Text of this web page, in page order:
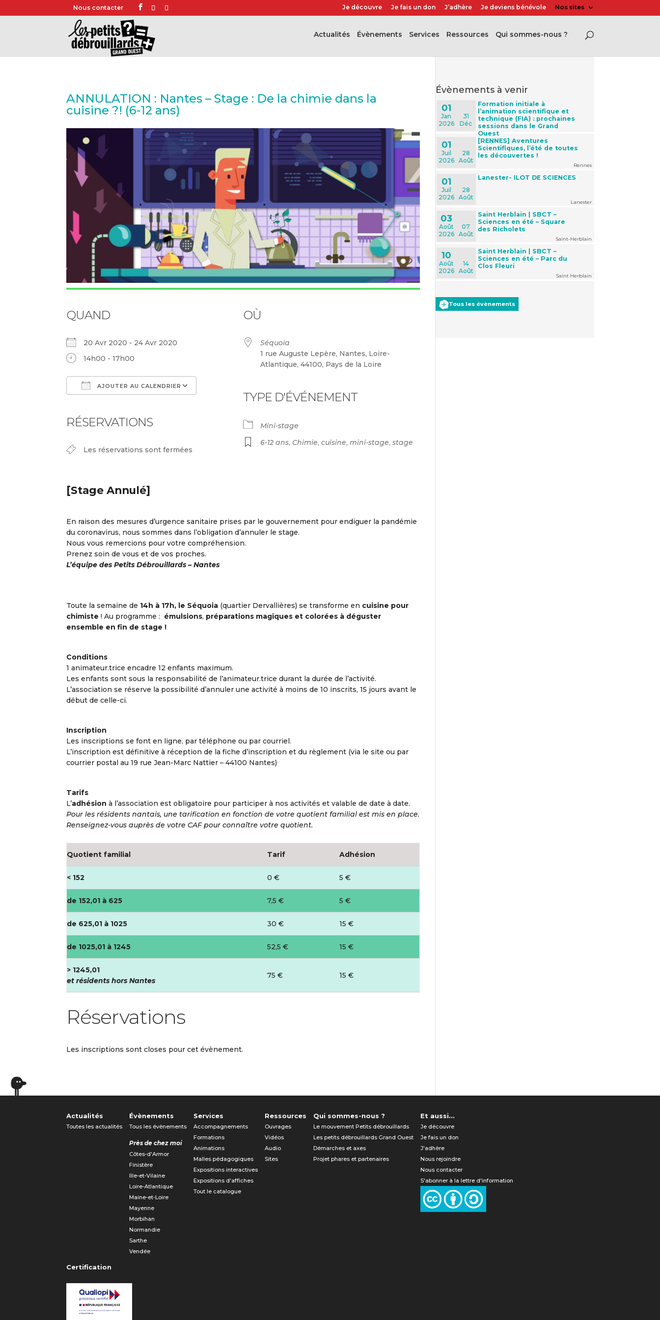
Nous contacter Je découvre Je fais un don J’adhère Je deviens bénévole Nos sites
Actualités évènements Services Ressources Qui sommes-nous ?
ANNULATION : Nantes – Stage : De la chimie dans la
cuisine ?! (6-12 ans)
QUAND
20 Avr 2020 - 24 Avr 2020
14h00 - 17h00
AJOUTER AU CALENDRIER
Calendrier Google iCalendar
RÉSERVATIONS
Les réservations sont fermées
OÙ
Séquoia
1 rue Auguste Lepère, Nantes, Loire-
Atlantique, 44100, Pays de la Loire
TYPE D'ÉVÉNEMENT
Mini-stage
6-12 ans, Chimie, cuisine, mini-stage, stage
[Stage Annulé]
En raison des mesures d’urgence sanitaire prises par le gouvernement pour endiguer la pandémie
du coronavirus, nous sommes dans l’obligation d’annuler le stage.
Nous vous remercions pour votre compréhension.
Prenez soin de vous et de vos proches.
L’équipe des Petits Débrouillards – Nantes
Toute la semaine de 14h à 17h, le Séquoia(quartier Dervallières) se transforme en cuisine pour
chimiste ! Au programme : émulsions, préparations magiques et colorées à déguster
ensemble en fin de stage !
Conditions
1 animateur.trice encadre 12 enfants maximum.
Les enfants sont sous la responsabilité de l’animateur.trice durant la durée de l’activité.
L’association se réserve la possibilité d’annuler une activité à moins de 10 inscrits, 15 jours avant le
début de celle-ci.
Inscription
Les inscriptions se font en ligne, par téléphone ou par courriel.
L’inscription est définitive à réception de la fiche d’inscription et du règlement (via le site ou par
courrier postal au 19 rue Jean-Marc Nattier – 44100 Nantes)
Tarifs
L’adhésion à l’association est obligatoire pour participer à nos activités et valable de date à date.
Pour les résidents nantais, une tarification en fonction de votre quotient familial est mis en place.
Renseignez-vous auprès de votre CAF pour connaître votre quotient.
Quotient familial Tarif Adhésion
< 152 0 € 5 €
de 152,01 à 625 7,5 € 5 €
de 625,01 à 1025 30 € 15 €
de 1025,01 à 1245 52,5 € 15 €
> 1245,01
et résidents hors Nantes
75 € 15 €
Réservations
Les inscriptions sont closes pour cet évènement.
évènements à venir
01
Jan
2026
31
Déc
Formation initiale à
l’animation scientifique et
technique (FIA) : prochaines
sessions dans le Grand
Ouest
01
Juil
2026
28
Août
[RENNES] Aventures
Scientifiques, l’été de toutes
les découvertes !
Rennes
01
Juil
2026
28
Août
Lanester- ILOT DE SCIENCES
Lanester
03
Août
2026
07
Août
Saint Herblain | SBCT –
Sciences en été – Square
des Richolets
Saint-Herblain
10
Août
2026
14
Août
Saint Herblain | SBCT –
Sciences en été – Parc du
Clos Fleuri
Saint Herblain
Tous les évènements
Actualités
Toutes les actualités
Évènements
Tous les évènements
Près de chez moi
Côtes-d'Armor
Finistère
Ille-et-Vilaine
Loire-Atlantique
Maine-et-Loire
Mayenne
Morbihan
Normandie
Sarthe
Vendée
Services
Accompagnements
Formations
Animations
Malles pédagogiques
Expositions interactives
Expositions d'affiches
Tout le catalogue
Ressources
Ouvrages
Vidéos
Audio
Sites
Qui sommes-nous ?
Le mouvement Petits débrouillards
Les petits débrouillards Grand Ouest
Démarches et axes
Projet phares et partenaires
Et aussi...
Je découvre
Je fais un don
J'adhère
Nous rejoindre
Nous contacter
S'abonner à la lettre d'information
Certification